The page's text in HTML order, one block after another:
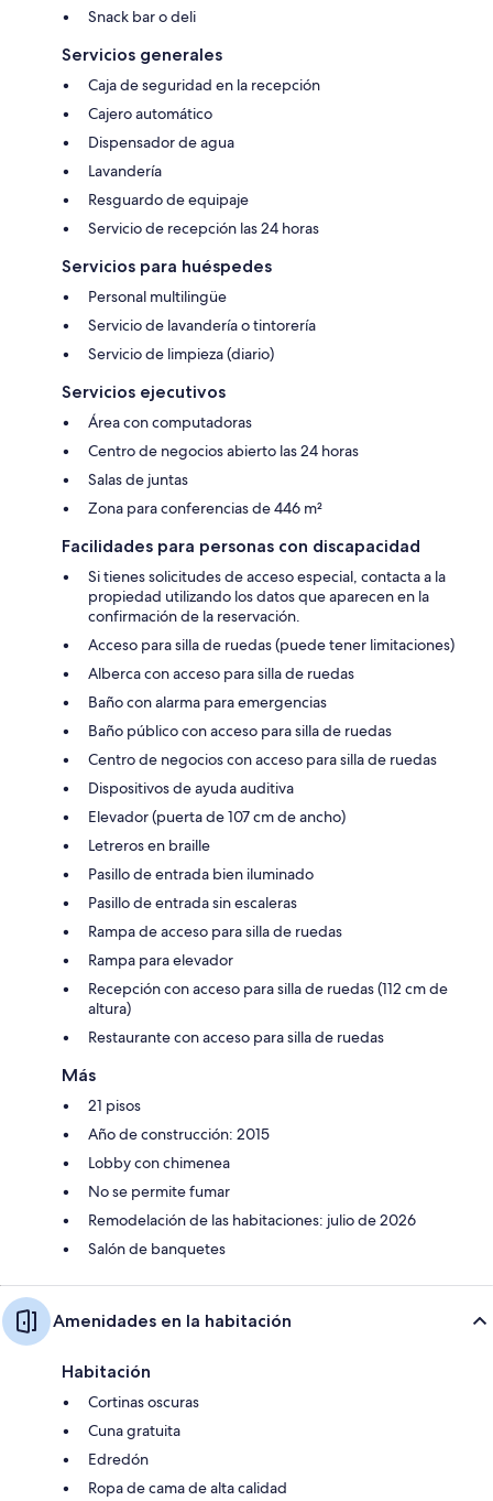
Snack bar o deli
Servicios generales
Caja de seguridad en la recepción
Cajero automático
Dispensador de agua
Lavandería
Resguardo de equipaje
Servicio de recepción las 24 horas
Servicios para huéspedes
Personal multilingüe
Servicio de lavandería o tintorería
Servicio de limpieza (diario)
Servicios ejecutivos
Área con computadoras
Centro de negocios abierto las 24 horas
Salas de juntas
Zona para conferencias de 446 m²
Facilidades para personas con discapacidad
Si tienes solicitudes de acceso especial, contacta a la
propiedad utilizando los datos que aparecen en la
confirmación de la reservación.
Acceso para silla de ruedas (puede tener limitaciones)
Alberca con acceso para silla de ruedas
Baño con alarma para emergencias
Baño público con acceso para silla de ruedas
Centro de negocios con acceso para silla de ruedas
Dispositivos de ayuda auditiva
Elevador (puerta de 107 cm de ancho)
Letreros en braille
Pasillo de entrada bien iluminado
Pasillo de entrada sin escaleras
Rampa de acceso para silla de ruedas
Rampa para elevador
Recepción con acceso para silla de ruedas (112 cm de
altura)
Restaurante con acceso para silla de ruedas
Más
21 pisos
Año de construcción: 2015
Lobby con chimenea
No se permite fumar
Remodelación de las habitaciones: julio de 2026
Salón de banquetes
Amenidades en la habitación
Habitación
Cortinas oscuras
Cuna gratuita
Edredón
Ropa de cama de alta calidad